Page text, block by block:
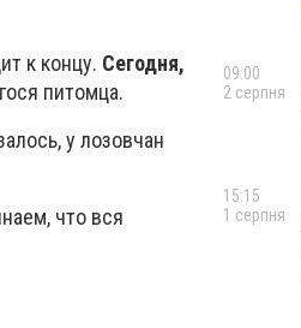
к концу. Сегодня,
питомца.
у лозовчан
что вся
09:00
2 серпня
15:15
1 серпня